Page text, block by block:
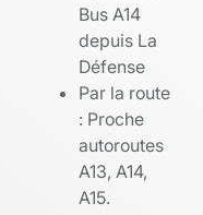
Bus A14
depuis La
Défense
Par la route
: Proche
autoroutes
A13, A14,
A15.